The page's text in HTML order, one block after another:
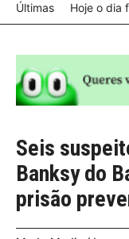
Últimas Hoje o dia
Seis
Banksy do
prisão